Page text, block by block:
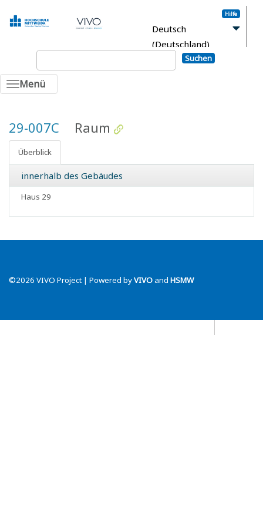
Hilfe
Deutsch
(Deutschland)
Suchen
Menü
29-007C Raum
Überblick
innerhalb des Gebäudes
Haus 29
©2026 VIVO Project | Powered byVIVOand HSMW